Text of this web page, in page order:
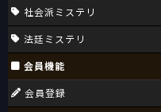
社会派ミステリ
法廷ミステリ
会員機能
会員登録